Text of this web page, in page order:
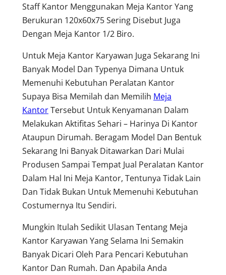
Staff Kantor Menggunakan Meja Kantor Yang
Berukuran 120x60x75 Sering Disebut Juga
Dengan Meja Kantor 1/2 Biro.
Untuk Meja Kantor Karyawan Juga Sekarang Ini
Banyak Model Dan Typenya Dimana Untuk
Memenuhi Kebutuhan Peralatan Kantor
Supaya Bisa Memilah dan Memilih Meja
KantorTersebut Untuk Kenyamanan Dalam
Melakukan Aktifitas Sehari – Harinya Di Kantor
Ataupun Dirumah. Beragam Model Dan Bentuk
Sekarang Ini Banyak Ditawarkan Dari Mulai
Produsen Sampai Tempat Jual Peralatan Kantor
Dalam Hal Ini Meja Kantor, Tentunya Tidak Lain
Dan Tidak Bukan Untuk Memenuhi Kebutuhan
Costumernya Itu Sendiri.
Mungkin Itulah Sedikit Ulasan Tentang Meja
Kantor Karyawan Yang Selama Ini Semakin
Banyak Dicari Oleh Para Pencari Kebutuhan
Kantor Dan Rumah. Dan Apabila Anda